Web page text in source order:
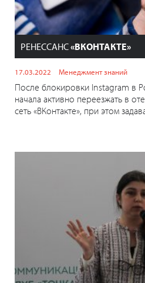
РЕНЕССАНС«ВКОНТАКТЕ»
17.03.2022 Менеджмент знаний
После блокировки Instagram в
начала активно переезжать в
сеть «ВКонтакте», при этом